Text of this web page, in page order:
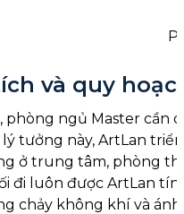
và quy
phòng ngủ Master
tưởng này, ArtLan
ở trung tâm, phòng
đi luôn được ArtLan
chảy không khí và